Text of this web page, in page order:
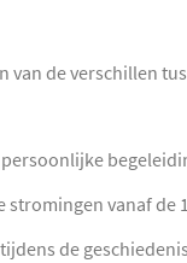
van de verschillen
stromingen vanaf de
de